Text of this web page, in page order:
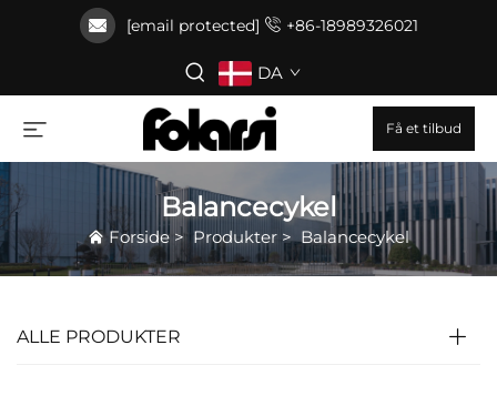
[email protected] +86-18989326021
DA
Få et tilbud
Balancecykel
Forside > Produkter >Balancecykel
ALLE PRODUKTER